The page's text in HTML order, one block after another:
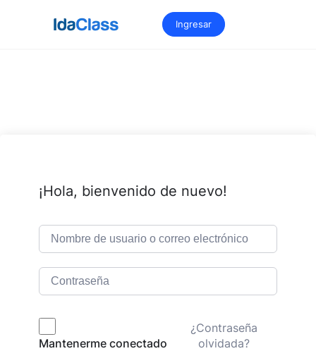
Ingresar
¡Hola, bienvenido de nuevo!
Mantenerme conectado
¿Contraseña
olvidada?